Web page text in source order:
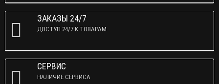
ЗАКАЗЫ 24/7
ДОСТУП 24/7 К ТОВАРАМ
СЕРВИС
НАЛИЧИЕ СЕРВИСА